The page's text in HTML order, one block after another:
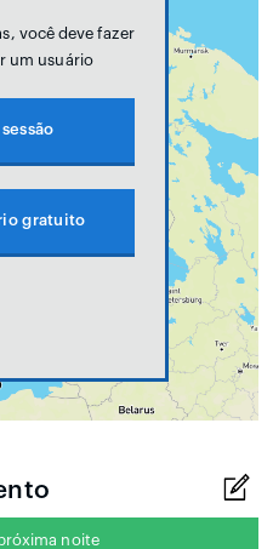
você deve fazer
um usuário
gratuito
noite